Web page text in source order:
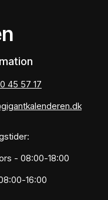
45 57 17
- 08:00-18:00
16:00